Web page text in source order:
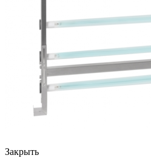
Закрыть